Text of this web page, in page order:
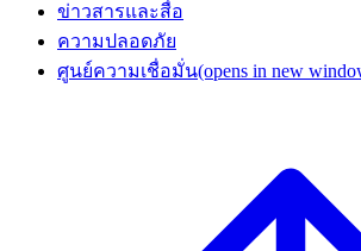
ข่าวสารและสื่อ
ความปลอดภัย
ศูนย์ความเชื่อมั่น(opens in new